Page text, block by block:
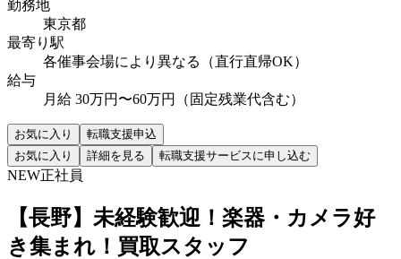
勤務地
東京都
最寄り駅
各催事会場により異なる（直行直帰OK）
給与
月給 30万円〜60万円（固定残業代含む）
お気に入り
転職支援申込
お気に入り
詳細を見る 転職支援サービスに申し込む
NEW正社員
【長野】未経験歓迎！楽器・カメラ好
き集まれ！買取スタッフ